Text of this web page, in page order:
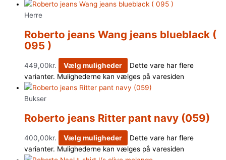
Herre
Roberto jeans Wang jeans blueblack (
095 )
449,00kr. Vælg muligheder
Dette vare har flere
varianter. Mulighederne kan vælges på varesiden
Bukser
Roberto jeans Ritter pant navy (059)
400,00kr. Vælg muligheder
Dette vare har flere
varianter. Mulighederne kan vælges på varesiden